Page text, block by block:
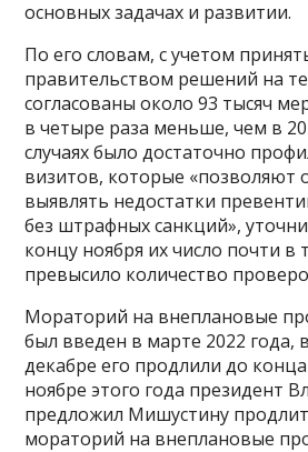
основных задачах и развитии.
По его словам, с учетом
правительством решений на
согласованы около 93 тысяч
в четыре раза меньше, чем в
случаях было достаточно
визитов, которые «позволяют
выявлять недостатки
без штрафных санкций»,
концу ноября их число почти в
превысило количество
Мораторий на внеплановые
был введен в марте 2022 года,
декабре его продлили до
ноябре этого года президент
предложил Мишустину
мораторий на внеплановые